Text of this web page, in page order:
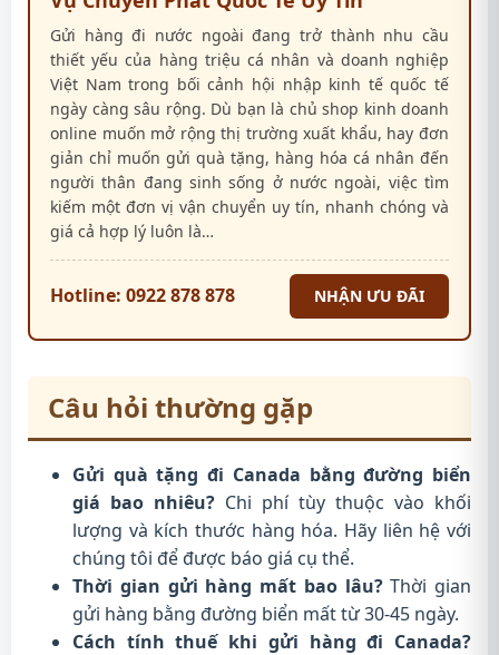
Gửi hàng đi nước ngoài đang trở thành nhu cầu
thiết yếu của hàng triệu cá nhân và doanh nghiệp
Việt Nam trong bối cảnh hội nhập kinh tế quốc tế
ngày càng sâu rộng. Dù bạn là chủ shop kinh doanh
online muốn mở rộng thị trường xuất khẩu, hay đơn
giản chỉ muốn gửi quà tặng, hàng hóa cá nhân đến
người thân đang sinh sống ở nước ngoài, việc tìm
kiếm một đơn vị vận chuyển uy tín, nhanh chóng và
giá cả hợp lý luôn là…
Hotline: 0922 878 878 NHẬN ƯU ĐÃI
Câu hỏi thường gặp
Gửi quà tặng đi Canada bằng đường biển
giá bao nhiêu? Chi phí tùy thuộc vào khối
lượng và kích thước hàng hóa. Hãy liên hệ với
chúng tôi để được báo giá cụ thể.
Thời gian gửi hàng mất bao lâu?Thời gian
gửi hàng bằng đường biển mất từ 30-45 ngày.
Cách tính thuế khi gửi hàng đi Canada?